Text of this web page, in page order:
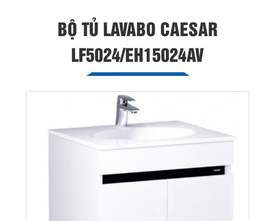
BỘ TỦ LAVABO CAESAR
LF5024/EH15024AV